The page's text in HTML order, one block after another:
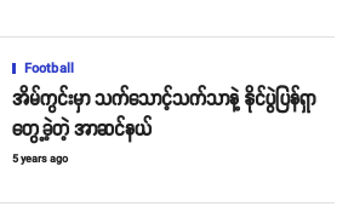
Football
အိမ်ကွင်းမှာ သက်သောင့်သက်သာနဲ့ နိုင်ပွဲပြန်ရှာ
တွေ့ခဲ့တဲ့ အာဆင်နယ်
5 years ago